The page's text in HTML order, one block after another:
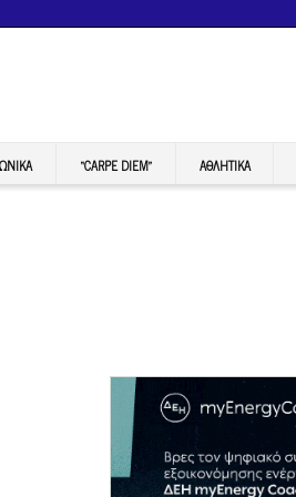
“CARPE DIEM” ΑΘΛΗΤΙΚΆ